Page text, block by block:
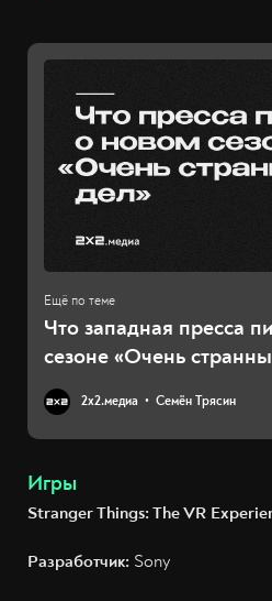
Что западная пресса
сезоне «Очень
2х2.медиа Семён Трясин
Игры
Stranger Things: The VR
Разработчик: Sony